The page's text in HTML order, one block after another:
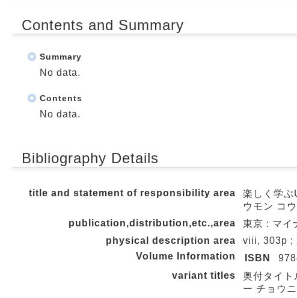
Contents and Summary
Summary
No data.
Contents
No data.
Bibliography Details
title and statement of responsibility area
楽しく学
ウモン コ
publication,distribution,etc.,area
東京 : マイ
physical description area
viii, 303p ;
Volume Information
ISBN
variant titles
奥付タイト
ー チョウ